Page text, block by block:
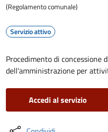
(Regolamento comunale)
Servizio attivo
Procedimento di concessione
dell'amministrazione per
Accedi al servizio